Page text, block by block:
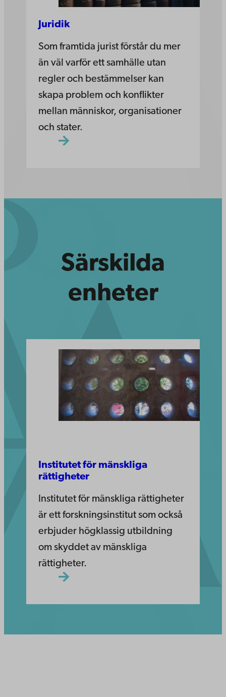
Juridik
Som framtida jurist förstår du mer
än väl varför ett samhälle utan
regler och bestämmelser kan
skapa problem och konflikter
mellan människor, organisationer
och stater.
Särskilda
enheter
Institutet för mänskliga
rättigheter
Institutet för mänskliga rättigheter
är ett forskningsinstitut som också
erbjuder högklassig utbildning
om skyddet av mänskliga
rättigheter.